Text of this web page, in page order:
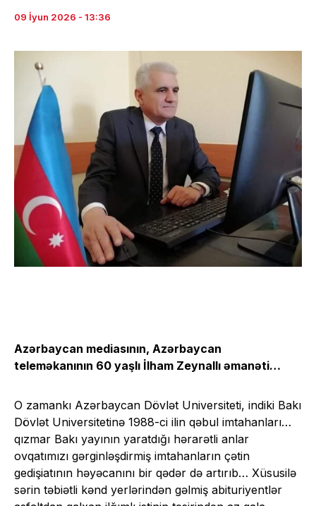
09 İyun 2026 - 13:36
Azərbaycan mediasının, Azərbaycan
teleməkanının 60 yaşlı İlham Zeynallı əmanəti…
O zamankı Azərbaycan Dövlət Universiteti, indiki Bakı
Dövlət Universitetinə 1988-ci ilin qəbul imtahanları…
qızmar Bakı yayının yaratdığı hərarətli anlar
ovqatımızı gərginləşdirmiş imtahanların çətin
gedişiatının həyəcanını bir qədər də artırıb… Xüsusilə
sərin təbiətli kənd yerlərindən gəlmiş abituriyentlər